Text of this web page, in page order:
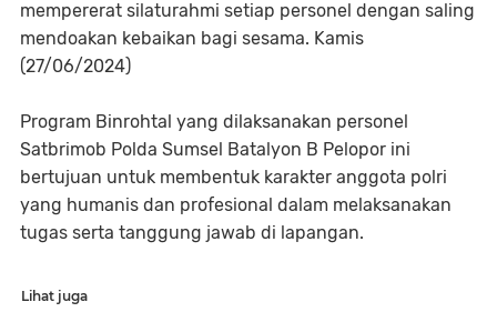
mempererat silaturahmi setiap personel dengan saling
mendoakan kebaikan bagi sesama. Kamis
(27/06/2024)
Program Binrohtal yang dilaksanakan personel
Satbrimob Polda Sumsel Batalyon B Pelopor ini
bertujuan untuk membentuk karakter anggota polri
yang humanis dan profesional dalam melaksanakan
tugas serta tanggung jawab di lapangan.
Lihat juga